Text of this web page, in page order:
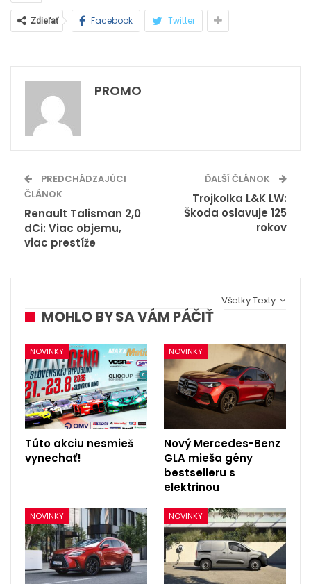
Zdieľať Facebook Twitter
PROMO
PREDCHÁDZAJÚCI
ČLÁNOK
Renault Talisman 2,0
dCi: Viac objemu,
viac prestíže
ĎALŠÍ ČLÁNOK
Trojkolka L&K LW:
Škoda oslavuje 125
rokov
Všetky Texty
MOHLO BY SA VÁM PÁČIŤ
NOVINKY
Túto akciu nesmieš
vynechať!
NOVINKY
Nový Mercedes-Benz
GLA mieša gény
bestselleru s
elektrinou
NOVINKY NOVINKY